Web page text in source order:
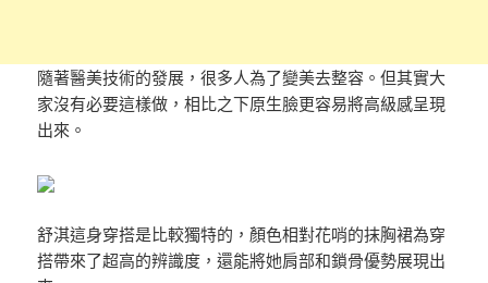
隨著醫美技術的發展，很多人為了變美去整容。但其實大
家沒有必要這樣做，相比之下原生臉更容易將高級感呈現
出來。
舒淇這身穿搭是比較獨特的，顏色相對花哨的抹胸裙為穿
搭帶來了超高的辨識度，還能將她肩部和鎖骨優勢展現出